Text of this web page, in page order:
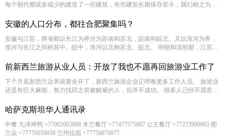
每个朝代都或多或少的建造了一些建筑，有些建筑长期保存至今，我们称之为古
解时代的背景还有文化的发展
安徽的人口分布，都往合肥聚集吗？
安徽与江苏，两省都以长江为界分为苏南和苏北，皖南和皖北。又以淮河为界，
淮河与长江之间称苏中、皖中，淮河以北称苏北、皖北。 明朝和清初期，江苏和
南京，人称徽京，其实在清朝乾隆之前，曾经货真价实的当过安徽省会。
前新西兰旅游从业人员：开放了我也不愿再回旅游业工作了
下个月底新西兰边界就要全开了，新西兰旅游企业正呼唤更多工作人员。 旅游业
还是有巨大麻烦，努力找回之前被解雇的人，但并不成功。 很多人已经不愿意再
哈萨克斯坦华人通讯录
中餐 九泽烤鸭 +77002005808 木兰餐厅 +77477575887 公主餐厅 +77273909065 图
兰朵 +77770059038 兰州拉面 +77750070077